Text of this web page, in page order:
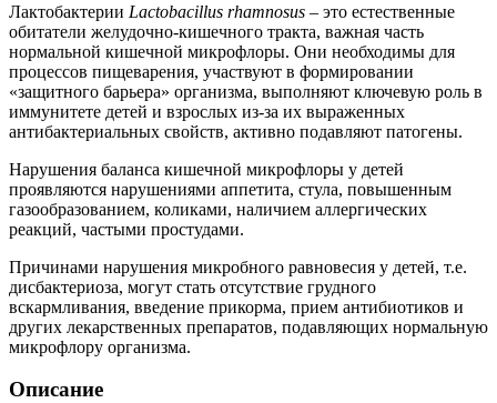
Лактобактерии Lactobacillus rhamnosus – это естественные
обитатели желудочно-кишечного тракта, важная часть
нормальной кишечной микрофлоры. Они необходимы для
процессов пищеварения, участвуют в формировании
«защитного барьера» организма, выполняют ключевую роль в
иммунитете детей и взрослых из-за их выраженных
антибактериальных свойств, активно подавляют патогены.
Нарушения баланса кишечной микрофлоры у детей
проявляются нарушениями аппетита, стула, повышенным
газообразованием, коликами, наличием аллергических
реакций, частыми простудами.
Причинами нарушения микробного равновесия у детей, т.е.
дисбактериоза, могут стать отсутствие грудного
вскармливания, введение прикорма, прием антибиотиков и
других лекарственных препаратов, подавляющих нормальную
микрофлору организма.
Описание